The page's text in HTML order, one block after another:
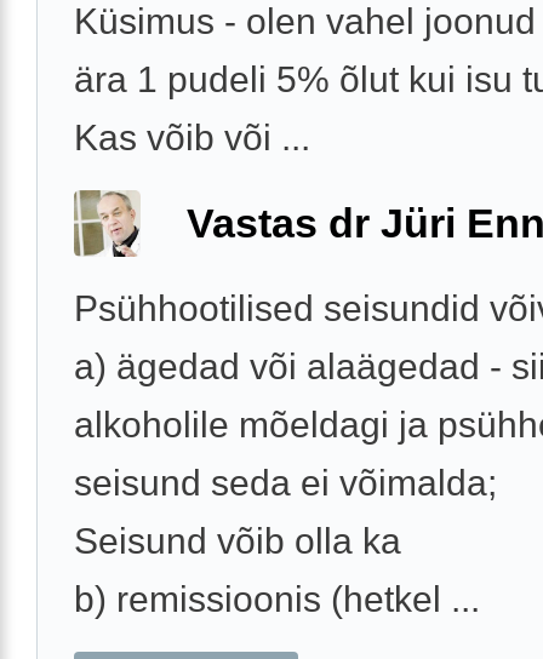
Küsimus - olen vahel
ära 1 pudeli 5% õlut kui isu
Kas võib või ...
Vastas dr Jüri
Psühhootilised seisundid
a) ägedad või alaägedad -
alkoholile mõeldagi ja
seisund seda ei võimalda;
Seisund võib olla ka
b) remissioonis (hetkel ...